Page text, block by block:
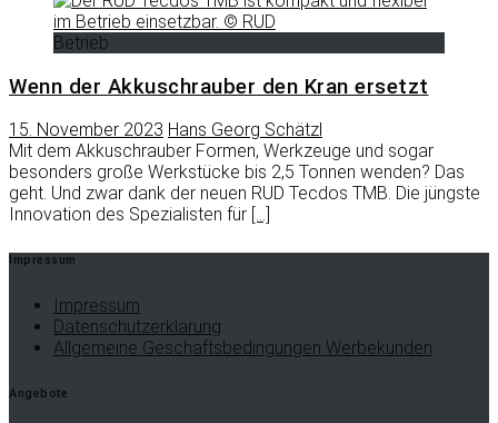
Betrieb
Wenn der Akkuschrauber den Kran ersetzt
15. November 2023 Hans Georg Schätzl
Mit dem Akkuschrauber Formen, Werkzeuge und sogar
besonders große Werkstücke bis 2,5 Tonnen wenden? Das
geht. Und zwar dank der neuen RUD Tecdos TMB. Die jüngste
Innovation des Spezialisten für […]
Impressum
Impressum
Datenschutzerklärung
Allgemeine Geschäftsbedingungen Werbekunden
Angebote